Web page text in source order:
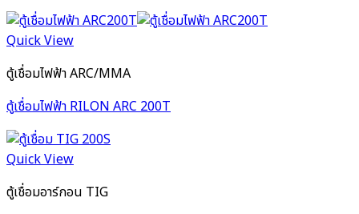
Quick View
ตู้เชื่อมไฟฟ้า ARC/MMA
ตู้เชื่อมไฟฟ้า RILON ARC 200T
Quick View
ตู้เชื่อมอาร์กอน TIG